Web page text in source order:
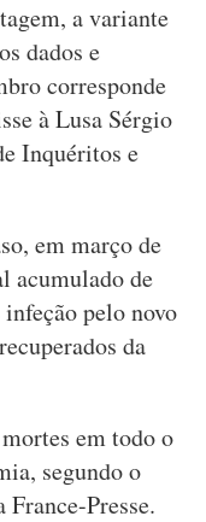
a variante
dados e
corresponde
à Lusa Sérgio
Inquéritos e
em março de
acumulado de
pelo novo
da
em todo o
segundo o
Presse.